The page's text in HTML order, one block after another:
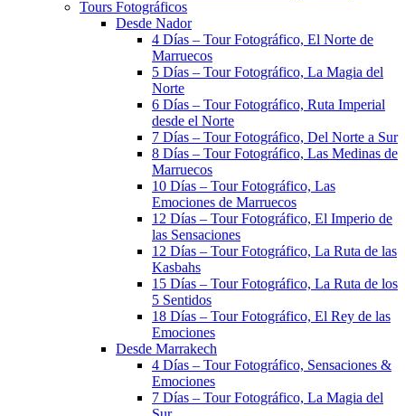
Tours Fotográficos
Desde Nador
4 Días – Tour Fotográfico, El Norte de
Marruecos
5 Días – Tour Fotográfico, La Magia del
Norte
6 Días – Tour Fotográfico, Ruta Imperial
desde el Norte
7 Días – Tour Fotográfico, Del Norte a Sur
8 Días – Tour Fotográfico, Las Medinas de
Marruecos
10 Días – Tour Fotográfico, Las
Emociones de Marruecos
12 Días – Tour Fotográfico, El Imperio de
las Sensaciones
12 Días – Tour Fotográfico, La Ruta de las
Kasbahs
15 Días – Tour Fotográfico, La Ruta de los
5 Sentidos
18 Días – Tour Fotográfico, El Rey de las
Emociones
Desde Marrakech
4 Días – Tour Fotográfico, Sensaciones &
Emociones
7 Días – Tour Fotográfico, La Magia del